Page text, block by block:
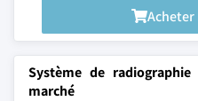
Système de
marché